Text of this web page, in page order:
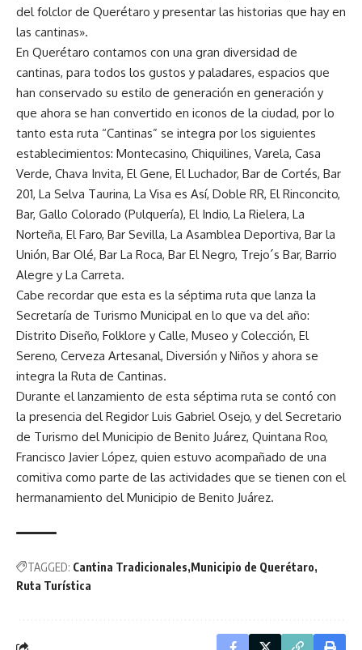
del folclor de Querétaro y presentar las historias que hay en
las cantinas».
En Querétaro contamos con una gran diversidad de
cantinas, para todos los gustos y paladares, espacios que
han conservado su estilo de generación en generación y
que ahora se han convertido en iconos de la ciudad, por lo
tanto esta ruta “Cantinas” se integra por los siguientes
establecimientos: Montecasino, Chiquilines, Varela, Casa
Verde, Chava Invita, El Gene, El Luchador, Bar de Cortés, Bar
201, La Selva Taurina, La Visa es Así, Doble RR, El Rinconcito,
Bar, Gallo Colorado (Pulquería), El Indio, La Rielera, La
Norteña, El Faro, Bar Sevilla, La Asamblea Deportiva, Bar la
Unión, Bar Olé, Bar La Roca, Bar El Negro, Trejo´s Bar, Barrio
Alegre y La Carreta.
Cabe recordar que esta es la séptima ruta que lanza la
Secretaría de Turismo Municipal en lo que va del año:
Distrito Diseño, Folklore y Calle, Museo y Colección, El
Sereno, Cerveza Artesanal, Diversión y Niños y ahora se
integra la Ruta de Cantinas.
Durante el lanzamiento de esta séptima ruta se contó con
la presencia del Regidor Luis Gabriel Osejo, y del Secretario
de Turismo del Municipio de Benito Juárez, Quintana Roo,
Francisco Javier López, quien estuvo acompañado de una
comitiva como parte de las actividades que se tienen con el
hermanamiento del Municipio de Benito Juárez.
TAGGED: Cantina Tradicionales Municipio de Querétaro
Ruta Turística